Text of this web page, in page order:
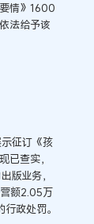
情》1600
法给予该
征订《孩
查实，
版业务，
额2.05万
政处罚。